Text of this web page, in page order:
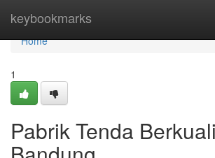
keybookmarks
Home
Home
1
Pabrik Tenda